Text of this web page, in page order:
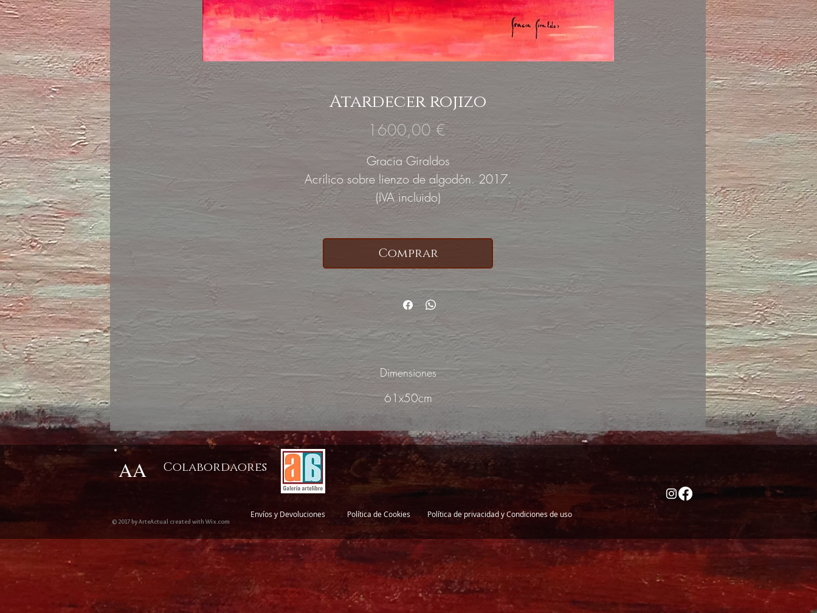
Atardecer rojizo
1600,00 €Precio
Gracia Giraldos
Acrílico sobre lienzo de algodón. 2017.
(IVA incluido)
Comprar
Dimensiones
61x50cm
AA Colabordaores
© 2017 by ArteActual created with Wix.com
Envíos y Devoluciones Política de Cookies Política de privacidad y Condiciones de uso